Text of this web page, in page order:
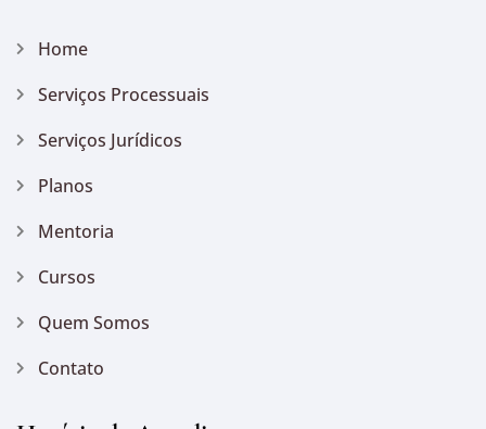
Home
Serviços Processuais
Serviços Jurídicos
Planos
Mentoria
Cursos
Quem Somos
Contato